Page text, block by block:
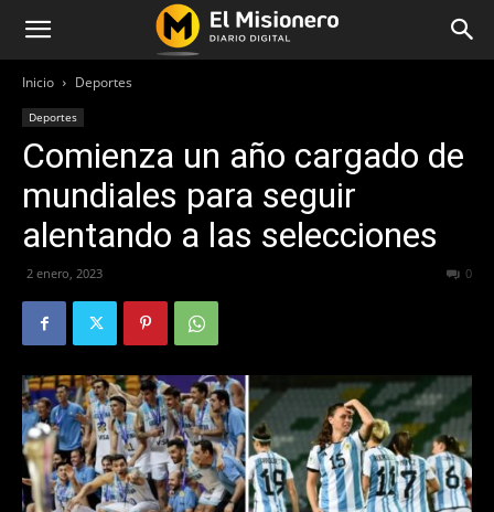
Inicio Deportes
Deportes
Comienza un año cargado de
mundiales para seguir
alentando a las selecciones
2 enero, 2023 0